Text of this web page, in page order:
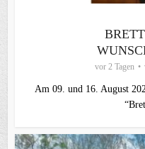
vor 2 Tagen
Am 09. und 16. August